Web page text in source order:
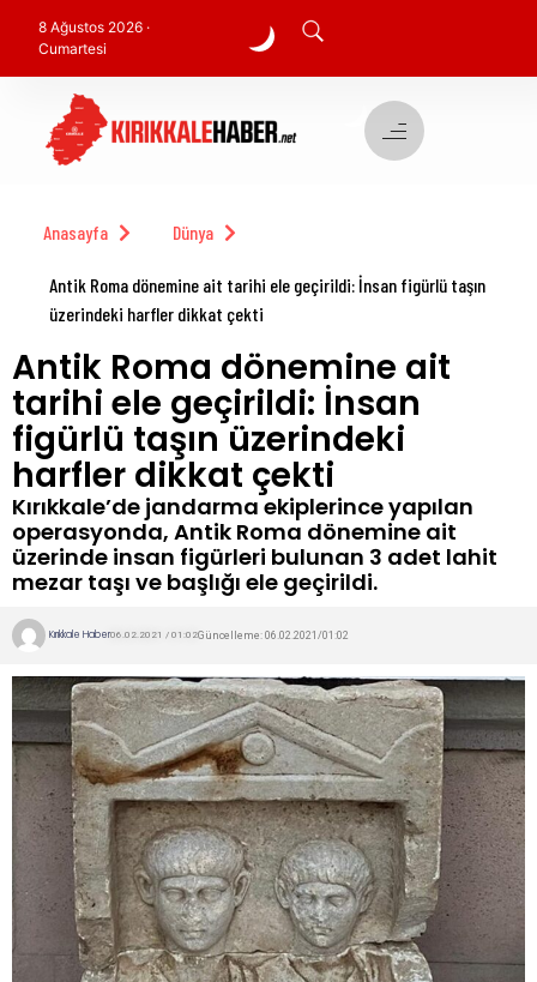
8 Ağustos 2026 ·
Cumartesi
Anasayfa Dünya
Antik Roma dönemine ait tarihi ele geçirildi: İnsan figürlü taşın
üzerindeki harfler dikkat çekti
Antik Roma dönemine ait
tarihi ele geçirildi: İnsan
figürlü taşın üzerindeki
harfler dikkat çekti
Kırıkkale’de jandarma ekiplerince yapılan
operasyonda, Antik Roma dönemine ait
üzerinde insan figürleri bulunan 3 adet lahit
mezar taşı ve başlığı ele geçirildi.
Kırıkkale Haber06.02.2021 / 01:02Güncelleme: 06.02.2021/01:02